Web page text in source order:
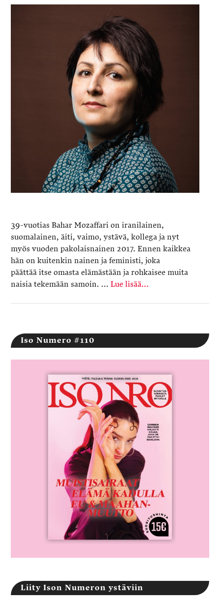
39-vuotias Bahar Mozaffari on iranilainen,
suomalainen, äiti, vaimo, ystävä, kollega ja nyt
myös vuoden pakolaisnainen 2017. Ennen kaikkea
hän on kuitenkin nainen ja feministi, joka
päättää itse omasta elämästään ja rohkaisee muita
naisia tekemään samoin. ...Lue lisää...
Iso Numero #110
Liity Ison Numeron ystäviin